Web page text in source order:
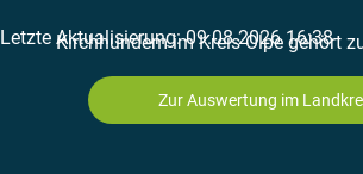
Letzte Aktualisierung: 09.08.2026 16:38
Kirchhundem im Kreis Olpe gehört
Zur Auswertung im